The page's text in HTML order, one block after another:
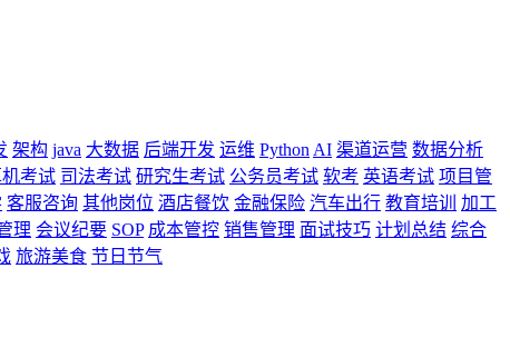
架构 java 大数据 后端开发 运维 Python AI 渠道运营 数据分析
考试 司法考试 研究生考试 公务员考试 软考 英语考试 项目管
客服咨询 其他岗位 酒店餐饮 金融保险 汽车出行 教育培训
加工
理 会议纪要 SOP 成本管控 销售管理 面试技巧 计划总结 综合
旅游美食 节日节气